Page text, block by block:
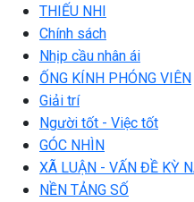
THIẾU NHI
Chính sách
Nhịp cầu nhân ái
ỐNG KÍNH PHÓNG VIÊN
Giải trí
Người tốt - Việc tốt
GÓC NHÌN
XÃ LUẬN - VẤN ĐỀ KỲ
NỀN TẢNG SỐ